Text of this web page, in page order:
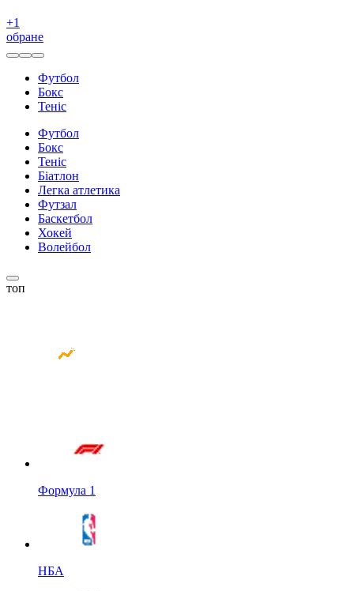
+1
обране
Футбол
Бокс
Теніс
Футбол
Бокс
Теніс
Біатлон
Легка атлетика
Футзал
Баскетбол
Хокей
Волейбол
топ
Формула 1
НБА